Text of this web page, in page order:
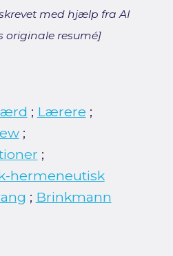
med hjælp fra AI
originale resumé]
; Lærere ;
;
;
hermeneutisk
; Brinkmann